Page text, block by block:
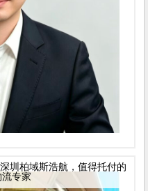
圳柏域斯浩航，值得托付的
专家